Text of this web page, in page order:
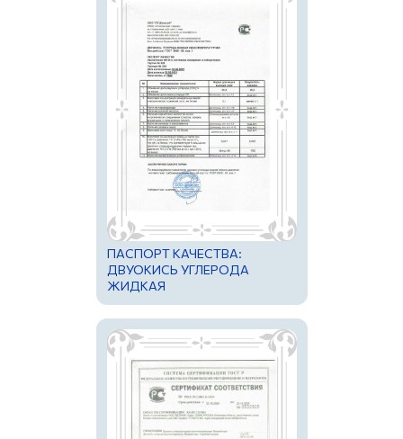
ПАСПОРТ КАЧЕСТВА:
ДВУОКИСЬ УГЛЕРОДА
ЖИДКАЯ
НИЗКОТЕМПЕРАТУРНАЯ